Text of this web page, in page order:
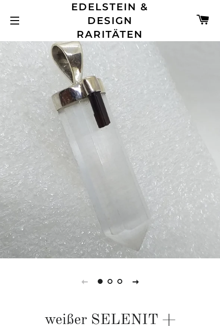
SEITENNAVIGATION
EDELSTEIN &
DESIGN
RARITÄTEN
weißer SELENIT +